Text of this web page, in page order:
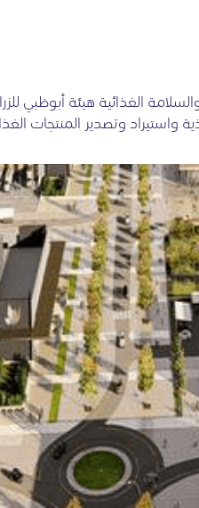
الغذائية هيئة أبوظبي
واستيراد وتصدير المنتجات